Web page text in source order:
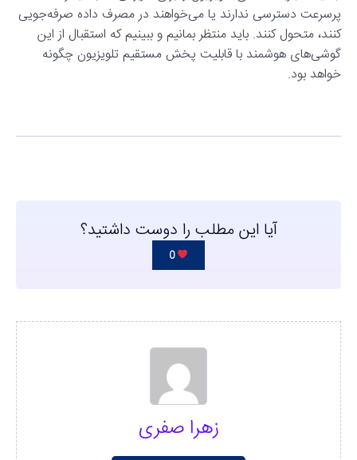
پرسرعت دسترسی ندارند یا می‌خواهند در مصرف داده صرفه‌جویی
کنند، متحول کنند. باید منتظر بمانیم و ببینیم که استقبال از این
گوشی‌های هوشمند با قابلیت پخش مستقیم تلویزیون چگونه
خواهد بود.
آیا این مطلب را دوست داشتید؟
0
زهرا صفری